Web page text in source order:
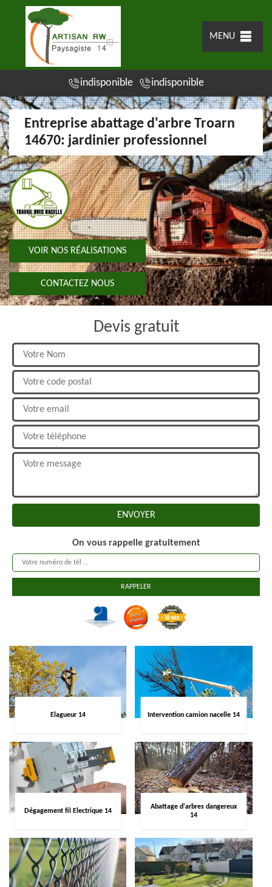
MENU
indisponible indisponible
Entreprise abattage d'arbre Troarn
14670: jardinier professionnel
VOIR NOS RÉALISATIONS
CONTACTEZ NOUS
Devis gratuit
On vous rappelle gratuitement
Elagueur 14 Intervention camion nacelle 14
Dégagement fil Electrique 14
Abattage d'arbres dangereux
14